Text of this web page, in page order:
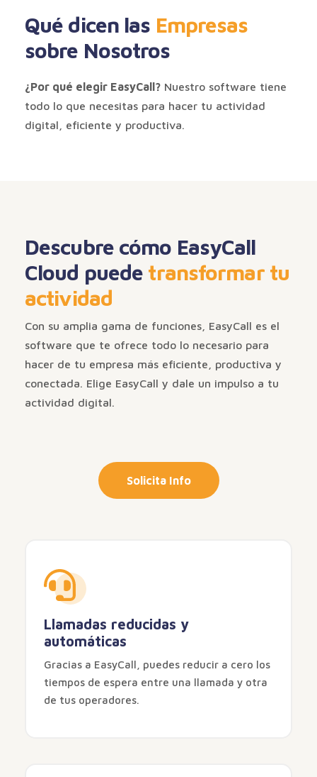
Qué dicen las Empresas
sobre Nosotros
¿Por qué elegir EasyCall? Nuestro software tiene
todo lo que necesitas para hacer tu actividad
digital, eficiente y productiva.
Descubre cómo EasyCall
Cloud puede transformar tu
actividad
Con su amplia gama de funciones, EasyCall es el
software que te ofrece todo lo necesario para
hacer de tu empresa más eficiente, productiva y
conectada. Elige EasyCall y dale un impulso a tu
actividad digital.
Solicita Info
Llamadas reducidas y
automáticas
Gracias a EasyCall, puedes reducir a cero los
tiempos de espera entre una llamada y otra
de tus operadores.